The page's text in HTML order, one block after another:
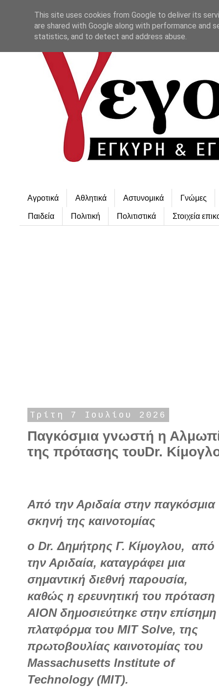
Αγροτικά Αθλητικά Αστυνομικά Γνώμες
Παιδεία Πολιτική Πολιτιστικά Στοιχεία
Τρίτη 7 Ιουλίου 2026
Παγκόσμια γνωστή η
της πρότασης τουDr.
Από την Αριδαία στην παγκόσμια
σκηνή της καινοτομίας
ο Dr. Δημήτρης Γ. Κίμογλου, από
την Αριδαία, καταγράφει μια
σημαντική διεθνή παρουσία,
καθώς η ερευνητική του πρόταση
AION δημοσιεύτηκε στην επίσημη
πλατφόρμα του MIT Solve, της
πρωτοβουλίας καινοτομίας του
Massachusetts Institute of
Technology (MIT).
This site uses cookies from Google to deliver its
are shared with Google along with performance and
statistics, and to detect and address abuse.